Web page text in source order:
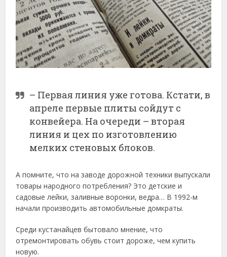
– Первая линия уже готова. Кстати, в
апреле первые плиты сойдут с
конвейера. На очереди – вторая
линия и цех по изготовлению
мелких стеновых блоков.
А помните, что на заводе дорожной техники выпускали
товары народного потребления? Это детские и
садовые лейки, заливные воронки, ведра… В 1992-м
начали производить автомобильные домкраты.
Среди кустанайцев бытовало мнение, что
отремонтировать обувь стоит дороже, чем купить
новую.